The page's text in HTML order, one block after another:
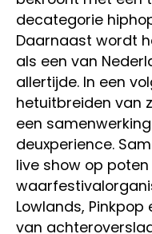
decategorie
Daarnaast wordt
als een van
allertijde. In een
hetuitbreiden van
een
deuxperience.
live show op poten
Lowlands, Pinkpop
van